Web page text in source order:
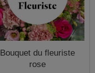
Bouquet du fleuriste
rose